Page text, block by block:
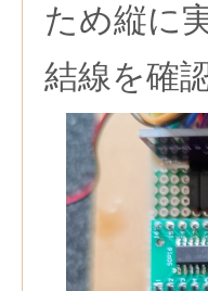
ため縦に
結線を確